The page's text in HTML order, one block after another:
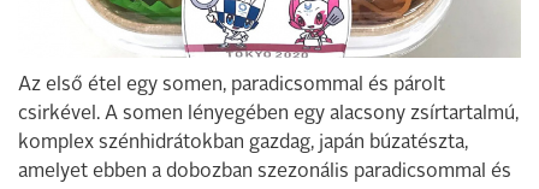
Az első étel egy somen, paradicsommal és párolt
csirkével. A somen lényegében egy alacsony zsírtartalmú,
komplex szénhidrátokban gazdag, japán búzatészta,
amelyet ebben a dobozban szezonális paradicsommal és